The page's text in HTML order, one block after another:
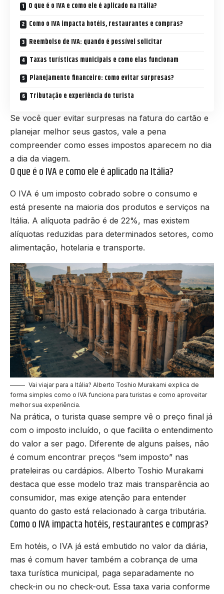
O que é o IVA e como ele é aplicado na Itália?
Como o IVA impacta hotéis, restaurantes e compras?
Reembolso de IVA: quando é possível solicitar
Taxas turísticas municipais e como elas funcionam
Planejamento financeiro: como evitar surpresas?
Tributação e experiência do turista
Se você quer evitar surpresas na fatura do cartão e
planejar melhor seus gastos, vale a pena
compreender como esses impostos aparecem no dia
a dia da viagem.
O que é o IVA e como ele é aplicado na Itália?
O IVA é um imposto cobrado sobre o consumo e
está presente na maioria dos produtos e serviços na
Itália. A alíquota padrão é de 22%, mas existem
alíquotas reduzidas para determinados setores, como
alimentação, hotelaria e transporte.
Vai viajar para a Itália? Alberto Toshio Murakami explica de
forma simples como o IVA funciona para turistas e como aproveitar
melhor sua experiência.
Na prática, o turista quase sempre vê o preço final já
com o imposto incluído, o que facilita o entendimento
do valor a ser pago. Diferente de alguns países, não
é comum encontrar preços “sem imposto” nas
prateleiras ou cardápios. Alberto Toshio Murakami
destaca que esse modelo traz mais transparência ao
consumidor, mas exige atenção para entender
quanto do gasto está relacionado à carga tributária.
Como o IVA impacta hotéis, restaurantes e compras?
Em hotéis, o IVA já está embutido no valor da diária,
mas é comum haver também a cobrança de uma
taxa turística municipal, paga separadamente no
check-in ou no check-out. Essa taxa varia conforme